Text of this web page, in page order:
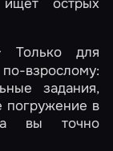
острых
Только для
взрослому:
задания,
погружение в
вы точно